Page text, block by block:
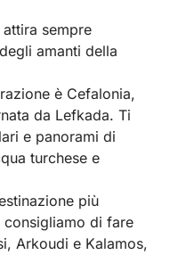
sempre
amanti della
è Cefalonia,
da Lefkada. Ti
e panorami di
turchese e
più
di fare
Arkoudi e Kalamos,